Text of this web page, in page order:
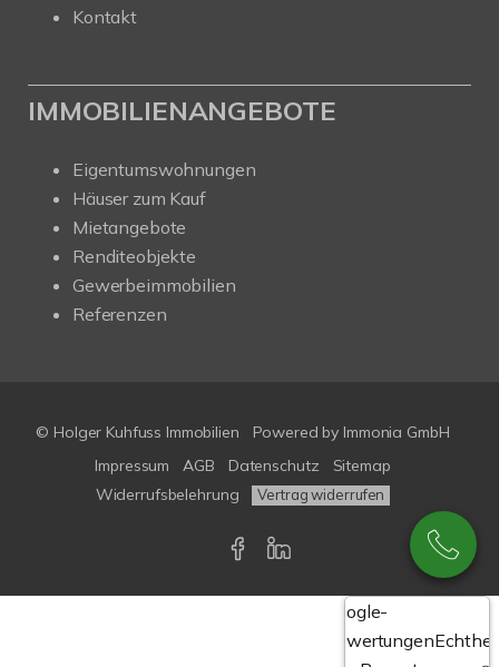
Kontakt
IMMOBILIENANGEBOTE
Eigentumswohnungen
Häuser zum Kauf
Mietangebote
Renditeobjekte
Gewerbeimmobilien
Referenzen
© Holger Kuhfuss Immobilien Powered by Immonia GmbH
Impressum
AGB Datenschutz
Sitemap
Widerrufsbelehrung
Vertrag widerrufen
Google-
Bewertungen